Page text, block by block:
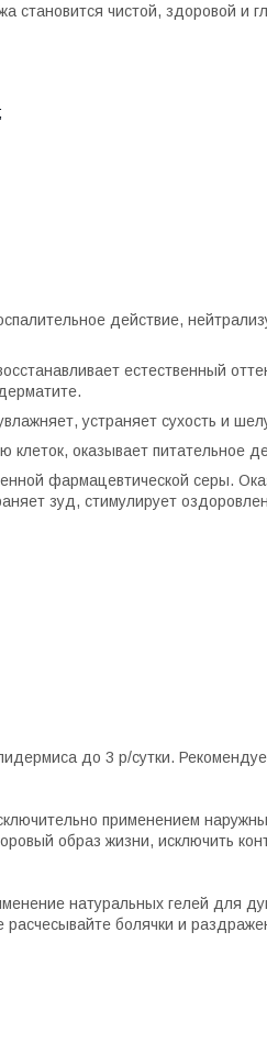
становится чистой, здоровой и
действие,
естественный
устраняет сухость и
клеток, оказывает питательное
фармацевтической серы.
зуд, стимулирует
до 3 р/сутки.
применением
образ жизни, исключить
натуральных гелей для
расчесывайте болячки и